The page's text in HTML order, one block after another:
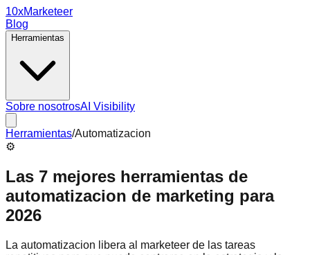
10xMarketeer
Blog
Herramientas
Sobre nosotrosAI Visibility
Herramientas/Automatizacion
⚙️
Las 7 mejores herramientas de
automatizacion de marketing para
2026
La automatizacion libera al marketeer de las tareas